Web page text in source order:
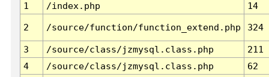
1
/index.php 14
2 /source/function/function_extend.php 324
3 /source/class/jzmysql.class.php
211
4
/source/class/jzmysql.class.php
62